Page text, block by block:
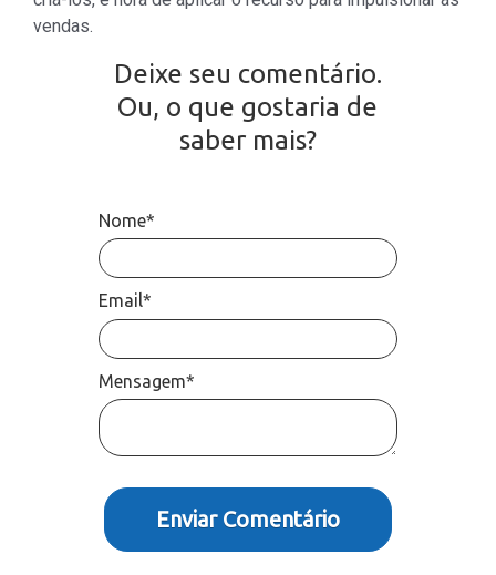
vendas.
Deixe seu comentário.
Ou, o que gostaria de
saber mais?
Nome*
Email*
Mensagem*
Enviar Comentário